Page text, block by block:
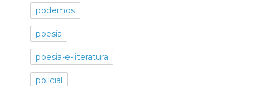
podemos
poesia
poesia-e-literatura
policial